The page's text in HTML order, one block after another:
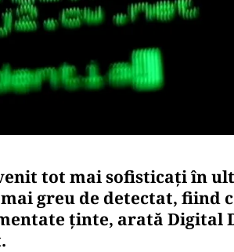
tot mai sofisticați în
greu de detectat, fiind
ținte, arată Digital